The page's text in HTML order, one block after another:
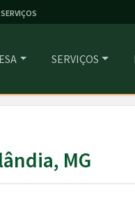
SERVIÇOS
MG